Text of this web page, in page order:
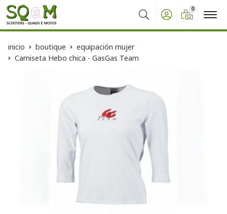
Buscar
0
inicio boutique
equipación mujer
Camiseta Hebo chica - GasGas Team